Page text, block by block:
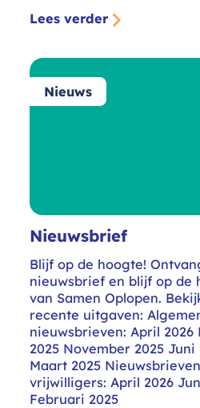
Lees verder
Nieuws
Nieuwsbrief
Blijf op de hoogte!
nieuwsbrief en blijf op de
van Samen Oplopen.
recente uitgaven:
nieuwsbrieven: April 2026
2025 November 2025 Juni
Maart 2025
vrijwilligers: April 2026
Februari 2025